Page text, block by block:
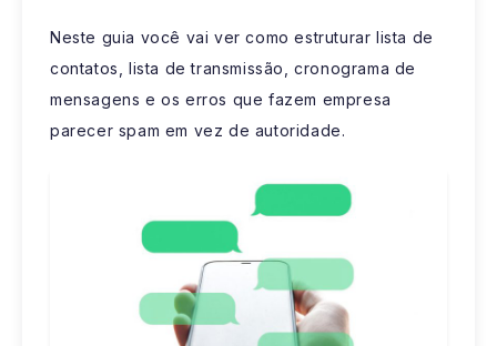
Neste guia você vai ver como estruturar lista de
contatos, lista de transmissão, cronograma de
mensagens e os erros que fazem empresa
parecer spam em vez de autoridade.